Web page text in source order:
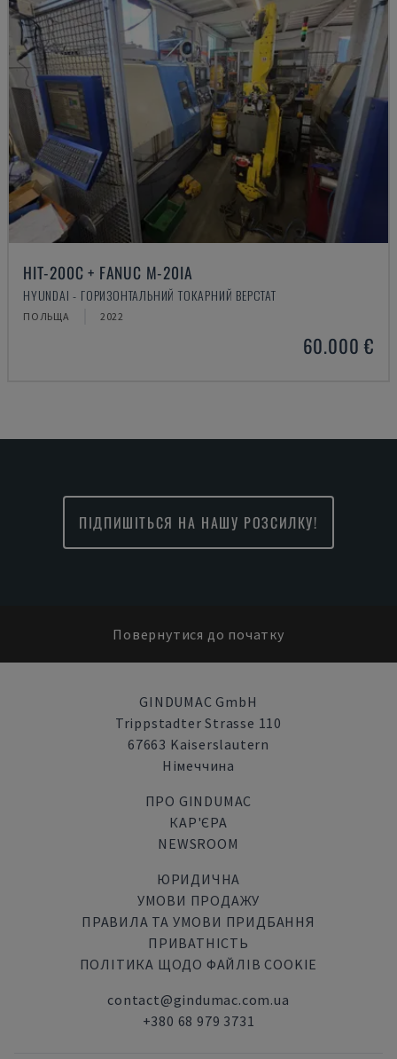
HIT-200C + FANUC M-20IA
HYUNDAI - ГОРИЗОНТАЛЬНИЙ ТОКАРНИЙ ВЕРСТАТ
ПОЛЬЩА 2022
60.000 €
ПІДПИШІТЬСЯ НА НАШУ РОЗСИЛКУ!
Повернутися до початку
GINDUMAC GmbH
Trippstadter Strasse 110
67663 Kaiserslautern
Німеччина
ПРО GINDUMAC
КАР'ЄРА
NEWSROOM
ЮРИДИЧНА
УМОВИ ПРОДАЖУ
ПРАВИЛА ТА УМОВИ ПРИДБАННЯ
ПРИВАТНІСТЬ
ПОЛІТИКА ЩОДО ФАЙЛІВ COOKIE
contact@gindumac.com.ua
+380 68 979 3731